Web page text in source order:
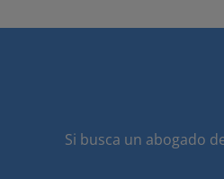
Si busca un abogado